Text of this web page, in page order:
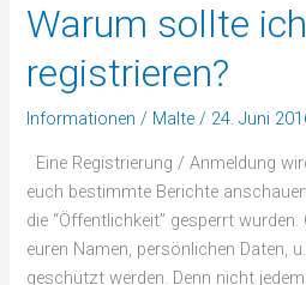
Warum sollte
registrieren?
Informationen / Malte / 24. Juni
Eine Registrierung / Anmeldung
euch bestimmte Berichte
die “Öffentlichkeit” gesperrt
euren Namen, persönlichen Daten,
geschützt werden. Denn nicht
Warum
sollte
ich
mich
registrieren?